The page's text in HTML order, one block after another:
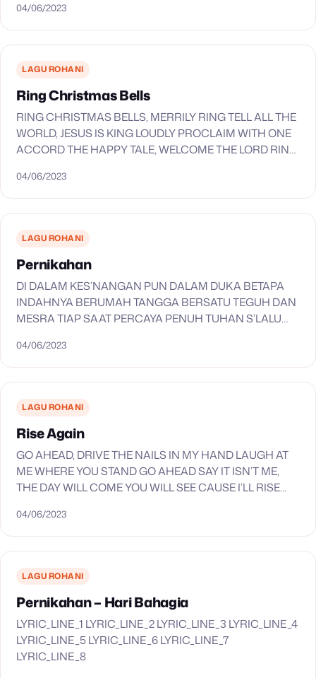
‘KU DAPAT MENDAMPINGIMU TULANG RUSUK YANG
AKU NANTIKAN KINI…
04/06/2023
LAGU ROHANI
Ring Christmas Bells
RING CHRISTMAS BELLS, MERRILY RING TELL ALL THE
WORLD, JESUS IS KING LOUDLY PROCLAIM WITH ONE
ACCORD THE HAPPY TALE, WELCOME THE LORD RING
BIRTHDAY…
04/06/2023
LAGU ROHANI
Pernikahan
DI DALAM KES’NANGAN PUN DALAM DUKA BETAPA
INDAHNYA BERUMAH TANGGA BERSATU TEGUH DAN
MESRA TIAP SAAT PERCAYA PENUH TUHAN S’LALU
TEGUH S’NANTIASA BETAPA S’NANGNYA HIDUP…
04/06/2023
LAGU ROHANI
Rise Again
GO AHEAD, DRIVE THE NAILS IN MY HAND LAUGH AT
ME WHERE YOU STAND GO AHEAD SAY IT ISN’T ME,
THE DAY WILL COME YOU WILL SEE CAUSE I’LL RISE
04/06/2023
LAGU ROHANI
Pernikahan – Hari Bahagia
LYRIC_LINE_1 LYRIC_LINE_2 LYRIC_LINE_3 LYRIC_LINE_4
LYRIC_LINE_5 LYRIC_LINE_6 LYRIC_LINE_7
LYRIC_LINE_8